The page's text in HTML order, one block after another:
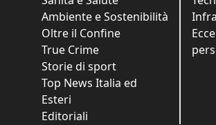
Ambiente e Sostenibilità
Oltre il Confine
True Crime
Storie di sport
Top News Italia ed
Esteri
Editoriali